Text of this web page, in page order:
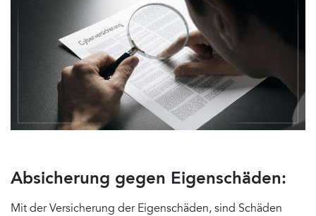
Absicherung gegen Eigenschäden:
Mit der Versicherung der Eigenschäden, sind Schäden